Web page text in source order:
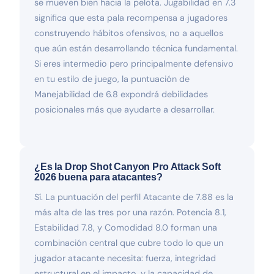
significa que esta pala recompensa a jugadores
construyendo hábitos ofensivos, no a aquellos
que aún están desarrollando técnica fundamental.
Si eres intermedio pero principalmente defensivo
en tu estilo de juego, la puntuación de
Manejabilidad de 6.8 expondrá debilidades
posicionales más que ayudarte a desarrollar.
¿Es la Drop Shot Canyon Pro Attack Soft
2026 buena para atacantes?
Sí. La puntuación del perfil Atacante de 7.88 es la
más alta de las tres por una razón. Potencia 8.1,
Estabilidad 7.8, y Comodidad 8.0 forman una
combinación central que cubre todo lo que un
jugador atacante necesita: fuerza, integridad